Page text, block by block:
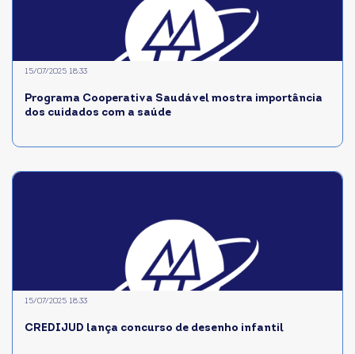
Programa Cooperativa Saudável mostra importância
dos cuidados com a saúde
15/07/2025 18:33
CREDIJUD lança concurso de desenho infantil
15/07/2025 18:33